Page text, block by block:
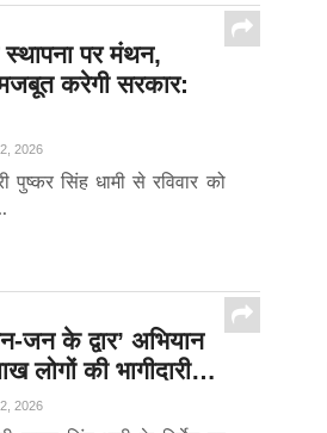
पर मंथन,
करेगी सरकार:
2026
सिंह धामी से रविवार को
के द्वार’ अभियान
की भागीदारी…
2026